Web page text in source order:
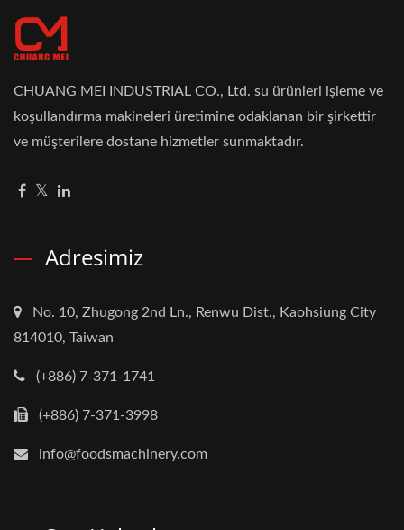
CHUANG MEI INDUSTRIAL CO., Ltd. su ürünleri işleme ve
koşullandırma makineleri üretimine odaklanan bir şirkettir
ve müşterilere dostane hizmetler sunmaktadır.
Adresimiz
No. 10, Zhugong 2nd Ln., Renwu Dist., Kaohsiung City
814010, Taiwan
(+886) 7-371-1741
(+886) 7-371-3998
info@foodsmachinery.com